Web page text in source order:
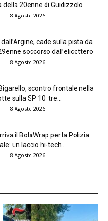
della 20enne di Guidizzolo
8 Agosto 2026
cade sulla pista da
soccorso dall’elicottero
8 Agosto 2026
scontro frontale nella
sulla SP 10: tre...
8 Agosto 2026
il BolaWrap per la Polizia
un laccio hi-tech...
8 Agosto 2026